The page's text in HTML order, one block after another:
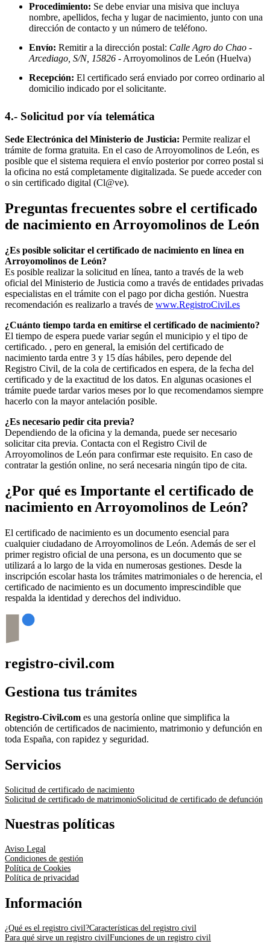
Procedimiento: Se debe enviar una misiva que incluya
nombre, apellidos, fecha y lugar de nacimiento, junto con una
dirección de contacto y un número de teléfono.
Envío: Remitir a la dirección postal: Calle Agro do Chao -
Arcediago, S/N, 15826 - Arroyomolinos de León (Huelva)
Recepción: El certificado será enviado por correo ordinario al
domicilio indicado por el solicitante.
4.- Solicitud por vía telemática
Sede Electrónica del Ministerio de Justicia: Permite realizar el
trámite de forma gratuita. En el caso deArroyomolinos de León, es
posible que el sistema requiera el envío posterior por correo postal si
la oficina no está completamente digitalizada. Se puede acceder con
o sin certificado digital (Cl@ve).
Preguntas frecuentes sobre el certificado
de nacimiento enArroyomolinos de León
¿Es posible solicitar el certificado de nacimiento en línea en
Arroyomolinos de León?
Es posible realizar la solicitud en línea, tanto a través de la web
oficial del Ministerio de Justicia como a través de entidades privadas
especialistas en el trámite con el pago por dicha gestión. Nuestra
recomendación es realizarlo a través de www.RegistroCivil.es
¿Cuánto tiempo tarda en emitirse el certificado de nacimiento?
El tiempo de espera puede variar según el municipio y el tipo de
certificado. , pero en general, la emisión del certificado de
nacimiento tarda entre 3 y 15 días hábiles, pero depende del
Registro Civil, de la cola de certificados en espera, de la fecha del
certificado y de la exactitud de los datos. En algunas ocasiones el
trámite puede tardar varios meses por lo que recomendamos siempre
hacerlo con la mayor antelación posible.
¿Es necesario pedir cita previa?
Dependiendo de la oficina y la demanda, puede ser necesario
solicitar cita previa. Contacta con el Registro Civil de
Arroyomolinos de León para confirmar este requisito. En caso de
contratar la gestión online, no será necesaria ningún tipo de cita.
¿Por qué es Importante el certificado de
nacimiento en Arroyomolinos de León?
El certificado de nacimiento es un documento esencial para
cualquier ciudadano de Arroyomolinos de León. Además de ser el
primer registro oficial de una persona, es un documento que se
utilizará a lo largo de la vida en numerosas gestiones. Desde la
inscripción escolar hasta los trámites matrimoniales o de herencia, el
certificado de nacimiento es un documento imprescindible que
respalda la identidad y derechos del individuo.
registro-civil.com
Gestiona tus trámites
Registro-Civil.com es una gestoría online que simplifica la
obtención de certificados de nacimiento, matrimonio y defunción en
toda España, con rapidez y seguridad.
Servicios
Solicitud de certificado de nacimiento
Solicitud de certificado de matrimonioSolicitud de certificado de defunción
Nuestras políticas
Aviso Legal
Condiciones de gestión
Política de Cookies
Política de privacidad
Información
¿Qué es el registro civil?Características del registro civil
Para qué sirve un registro civilFunciones de un registro civil